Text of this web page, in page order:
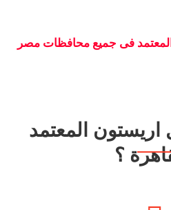
اريستون المعتمد
؟